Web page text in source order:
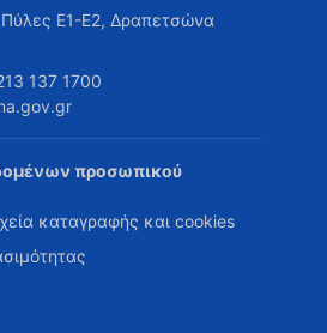
Πύλες Ε1-Ε2, Δραπετσώνα
137 1700
προσωπικού
καταγραφής και cookies